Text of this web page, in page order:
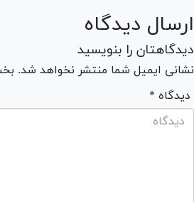
ارسال دیدگاه
دیدگاهتان را بنویسید
نشانی ایمیل شما منتشر نخواهد شد.
* دیدگاه